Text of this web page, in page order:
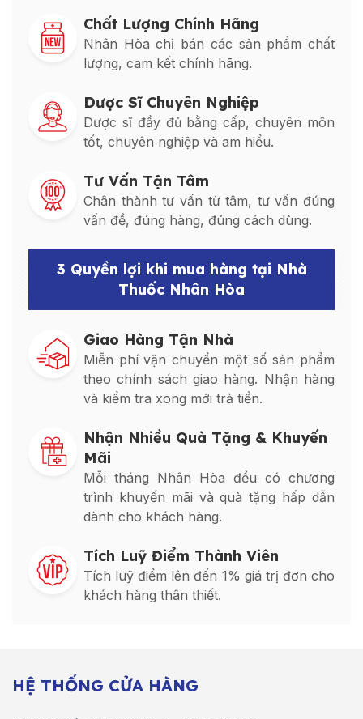
Chất Lượng Chính Hãng
Nhân Hòa chỉ bán các sản phẩm chất
lượng, cam kết chính hãng.
Dược Sĩ Chuyên Nghiệp
Dược sĩ đầy đủ bằng cấp, chuyên môn
tốt, chuyên nghiệp và am hiểu.
Tư Vấn Tận Tâm
Chân thành tư vấn từ tâm, tư vấn đúng
vấn đề, đúng hàng, đúng cách dùng.
3 Quyền lợi khi mua hàng tại Nhà
Thuốc Nhân Hòa
Giao Hàng Tận Nhà
Miễn phí vận chuyển một số sản phẩm
theo chính sách giao hàng. Nhận hàng
và kiểm tra xong mới trả tiền.
Nhận Nhiều Quà Tặng & Khuyến
Mãi
Mỗi tháng Nhân Hòa đều có chương
trình khuyến mãi và quà tặng hấp dẫn
dành cho khách hàng.
Tích Luỹ Điểm Thành Viên
Tích luỹ điểm lên đến 1% giá trị đơn cho
khách hàng thân thiết.
HỆ THỐNG CỬA HÀNG